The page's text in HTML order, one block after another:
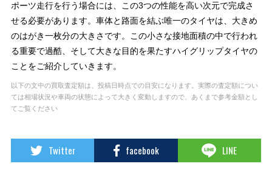
ポーツ走行を行う場合には、この3つの性能を高い次元で完成さ
せる必要があります。車体と路面を結ぶ唯一のタイヤは、大きめ
のはがき一枚分の大きさです。この小さな接地面積の中で行われ
る重要で過酷、そして大きな目的を果たすハイグリップタイヤの
ことをご紹介していきます。
以下の文中の買取査定額は、投稿日時点での目安になります。実際の査定額につい
ては相場状況や車両の状態によって大きく変動しますので、あくまで参考金額とし
てご覧ください
Twitter facebook LINE